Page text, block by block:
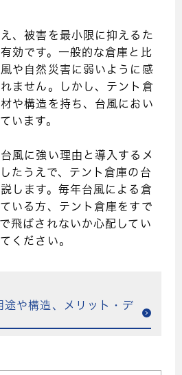
、被害を最小限に抑えるた
効です。一般的な倉庫と比
や自然災害に弱いように感
ません。しかし、テント倉
や構造を持ち、台風におい
います。
風に強い理由と導入するメ
たうえで、テント倉庫の台
します。毎年台風による倉
いる方、テント倉庫をすで
飛ばされないか心配してい
ください。
途や構造、メリット・デ